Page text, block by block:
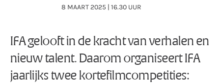
8 MAART 2025 | 16.30 UUR
IFA gelooft in de kracht van verhalen en
nieuw talent. Daarom organiseert IFA
jaarlijks twee kortefilmcompetities: